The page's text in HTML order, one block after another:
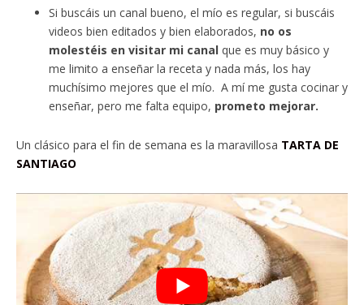
Si buscáis un canal bueno, el mío es regular, si buscáis
videos bien editados y bien elaborados, no os
molestéis en visitar mi canal que es muy básico y
me limito a enseñar la receta y nada más, los hay
muchísimo mejores que el mío. A mí me gusta cocinar y
enseñar, pero me falta equipo, prometo mejorar.
Un clásico para el fin de semana es la maravillosa TARTA DE
SANTIAGO